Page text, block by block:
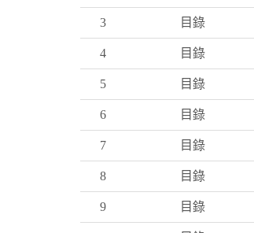
3 目錄
4 目錄
5 目錄
6 目錄
7 目錄
8 目錄
9 目錄